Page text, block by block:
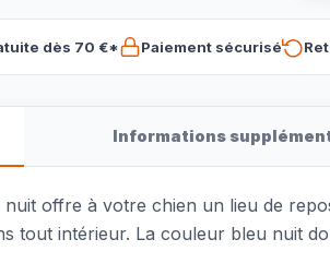
dès 70 €* Paiement sécurisé
Informations
offre à votre chien un lieu de
tout intérieur. La couleur bleu nuit